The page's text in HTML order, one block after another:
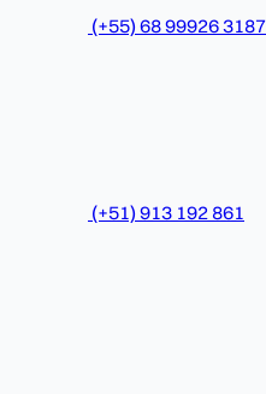
(+55) 68 99926 3187
(+51) 913 192 861